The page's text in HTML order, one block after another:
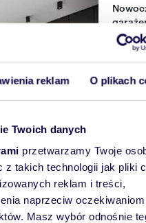
reklam O plikach
Twoich danych
przetwarzamy Twoje
z takich technologii jak pliki
reklam i treści,
naprzeciw oczekiwaniom
Masz wybór odnośnie
Nowoczesne 48 m² z tarasami, klimatyzacją i
2